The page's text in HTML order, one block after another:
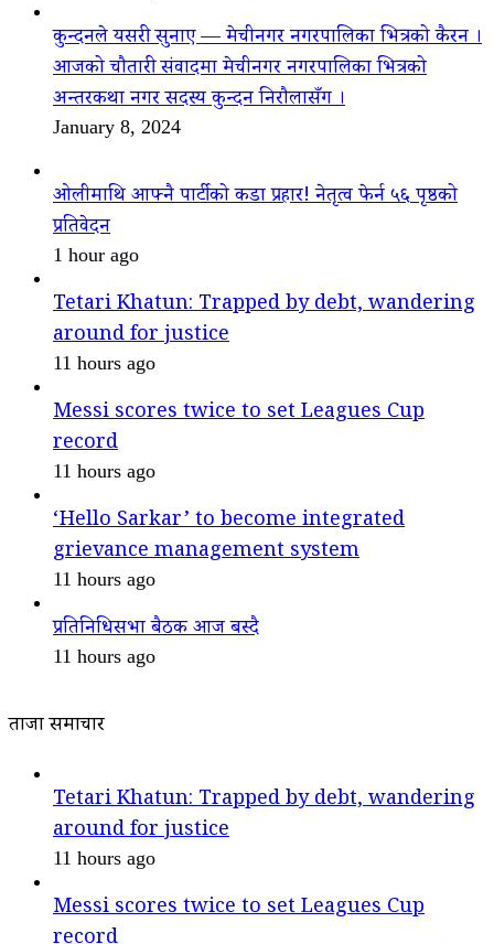
कुन्दनले यसरी सुनाए — मेचीनगर नगरपालिका भित्रको कैरन ।
आजको चौतारी संवादमा मेचीनगर नगरपालिका भित्रको
अन्तरकथा नगर सदस्य कुन्दन निरौलासँग ।
January 8, 2024
ओलीमाथि आफ्नै पार्टीको कडा प्रहार! नेतृत्व फेर्न ५६ पृष्ठको
प्रतिवेदन
1 hour ago
Tetari Khatun: Trapped by debt, wandering
around for justice
11 hours ago
Messi scores twice to set Leagues Cup
record
11 hours ago
‘Hello Sarkar’ to become integrated
grievance management system
11 hours ago
प्रतिनिधिसभा बैठक आज बस्दै
11 hours ago
ताजा समाचार
Tetari Khatun: Trapped by debt, wandering
around for justice
11 hours ago
Messi scores twice to set Leagues Cup